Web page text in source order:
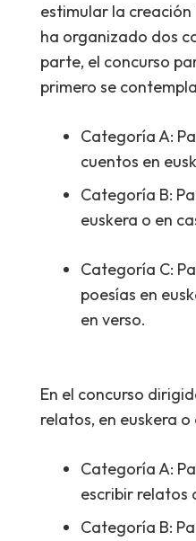
estimular la
ha organizado dos
parte, el concurso
primero se
Categoría A:
cuentos en
Categoría B:
euskera o en
Categoría C:
poesías en
en verso.
En el concurso
relatos, en euskera
Categoría A:
escribir relatos
Categoría B: